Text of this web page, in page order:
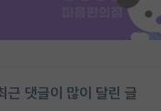
근 댓글이 많이 달린 글